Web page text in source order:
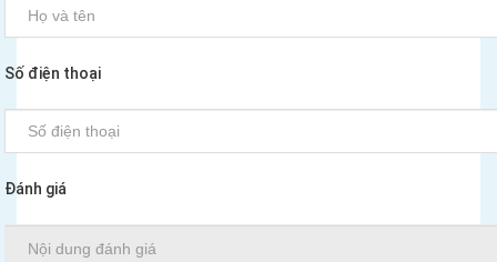
Số điện thoại
Đánh giá